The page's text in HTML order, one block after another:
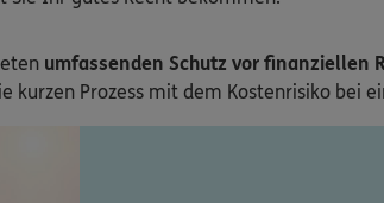
umfassenden Schutz vor finanziellen
kurzen Prozess mit dem Kostenrisiko bei